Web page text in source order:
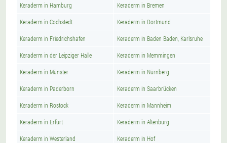
Keraderm in Hamburg Keraderm in Bremen
Keraderm in Cochstedt Keraderm in Dortmund
Keraderm in Friedrichshafen Keraderm in Baden Baden, Karlsruhe
Keraderm in der Leipziger Halle Keraderm in Memmingen
Keraderm in Münster Keraderm in Nürnberg
Keraderm in Paderborn Keraderm in Saarbrücken
Keraderm in Rostock Keraderm in Mannheim
Keraderm in Erfurt Keraderm in Altenburg
Keraderm in Westerland Keraderm in Hof